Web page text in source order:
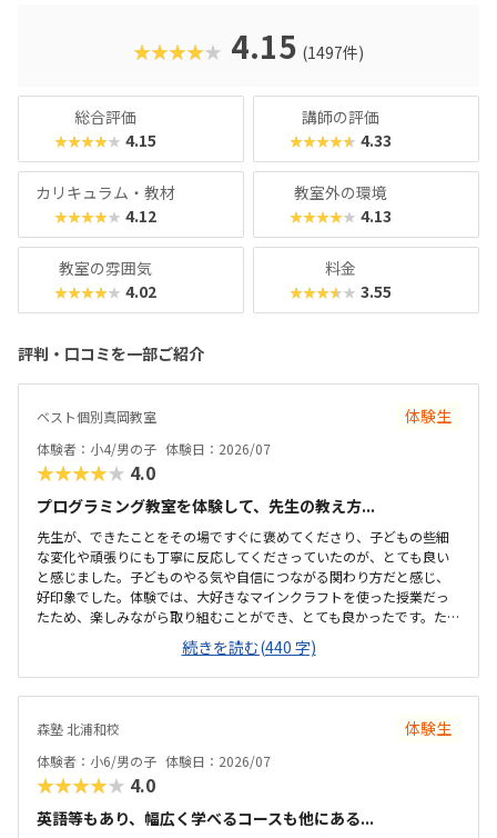
クに慣れている今の子どもでも、「安っぽい」「子どもっぽ
い」と思わず勉強に取り組めるでしょう。学習結果は通信簿
★★★★★ 4.15 (1497件)
総合評価
★★★★★ 4.15
講師の評価
★★★★★ 4.33
カリキュラム・教材
★★★★★ 4.12
教室外の環境
★★★★★ 4.13
教室の雰囲気
★★★★★ 4.02
料金
★★★★★ 3.55
評判・口コミを一部ご紹介
ベスト個別真岡教室 体験生
体験者：小4/男の子 体験日：2026/07
★★★★★ 4.0
プログラミング教室を体験して、先生の教え方...
先生が、できたことをその場ですぐに褒めてくださり、子どもの些細
な変化や頑張りにも丁寧に反応してくださっていたのが、とても良い
と感じました。子どものやる気や自信につながる関わり方だと感じ、
好印象でした。体験では、大好きなマインクラフトを使った授業だっ
たため、楽しみながら取り組むことができ、とても良かったです。た
だ、今後もずっとマインクラフトを使った内容ではないと伺ったの
で、その後も興味を持って取り組めるかどうかは少し気になる点でし
た。教室は自宅から15分ほどの距離にあり、通いやすいと感じまし
た。また、駐車場もあるため、送り迎えもしやすく、安心して通わせ
ているわけではありませんが、壁などで視線が分散しにくい工夫がさ
れており、集中しやすい雰囲気だと感じました。月4回（1回50分）で
約12,000円という料金は、我が家にとってはや...
続きを読む(440 字)
森塾 北浦和校 体験生
体験者：小6/男の子 体験日：2026/07
★★★★★ 4.0
英語等もあり、幅広く学べるコースも他にある...